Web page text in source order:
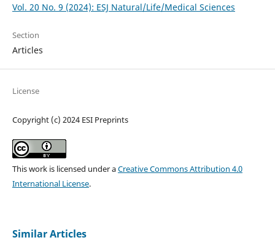
Vol. 20 No. 9 (2024): ESJ Natural/Life/Medical Sciences
Section
Articles
License
Copyright (c) 2024 ESI Preprints
This work is licensed under aCreative Commons Attribution 4.0
International License.
Similar Articles